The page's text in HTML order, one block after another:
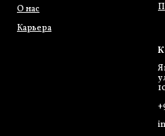
О нас
Карьера